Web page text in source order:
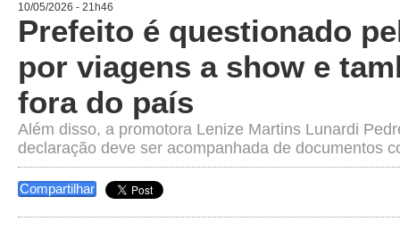
10/05/2026 - 21h46
Prefeito é questionado
por viagens a show e
fora do país
Além disso, a promotora Lenize Martins Lunardi
declaração deve ser acompanhada de documentos
Compartilhar